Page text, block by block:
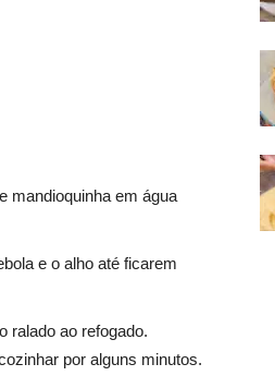
mandioquinha em água
e o alho até ficarem
ralado ao refogado.
por alguns minutos.